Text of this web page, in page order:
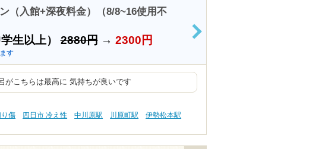
（入館+深夜料金）（8/8~16使用不
学生以上）2880円→ 2300円
す
>
がこちらは最高に 気持ちが良いです
り傷 四日市 冷え性 中川原駅 川原町駅
伊勢松本駅